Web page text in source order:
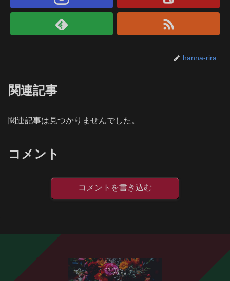
hanna-rira
関連記事
関連記事は見つかりませんでした。
コメント
コメントを書き込む